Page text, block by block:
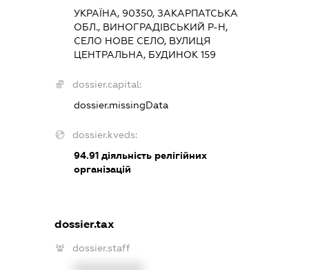
УКРАЇНА, 90350, ЗАКАРПАТСЬКА
ОБЛ., ВИНОГРАДІВСЬКИЙ Р-Н,
СЕЛО НОВЕ СЕЛО, ВУЛИЦЯ
ЦЕНТРАЛЬНА, БУДИНОК 159
dossier.capital:
dossier.missingData
dossier.kveds:
94.91 діяльність релігійних
організацій
dossier.tax
dossier.staff